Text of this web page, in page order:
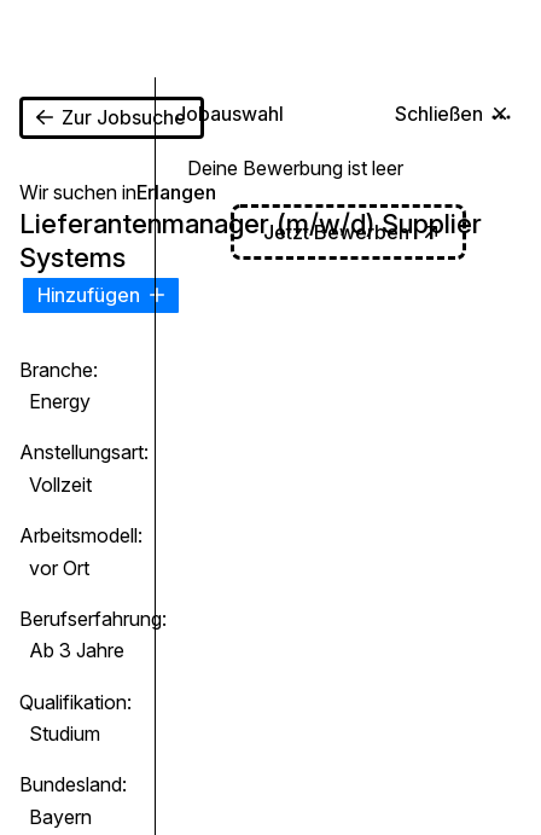
Jobauswahl Schließen
Deine Bewerbung ist leer
Jetzt Bewerben
Zur Jobsuche
Wir suchen inErlangen
Lieferantenmanager (m/w/d) Supplier
Systems
Hinzufügen
Branche:
Energy
Anstellungsart:
Vollzeit
Arbeitsmodell:
vor Ort
Berufserfahrung:
Ab 3 Jahre
Qualifikation:
Studium
Bundesland:
Bayern